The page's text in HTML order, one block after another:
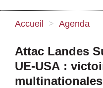
Nos idées
Se mobiliser
Accueil > Agenda
Attac Landes
UE-USA :